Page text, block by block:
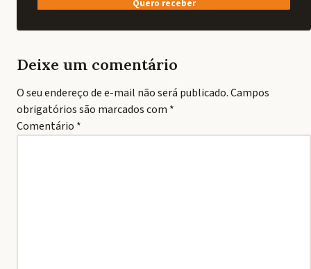
Quero receber
Deixe um comentário
O seu endereço de e-mail não será publicado.Campos
obrigatórios são marcados com *
Comentário *